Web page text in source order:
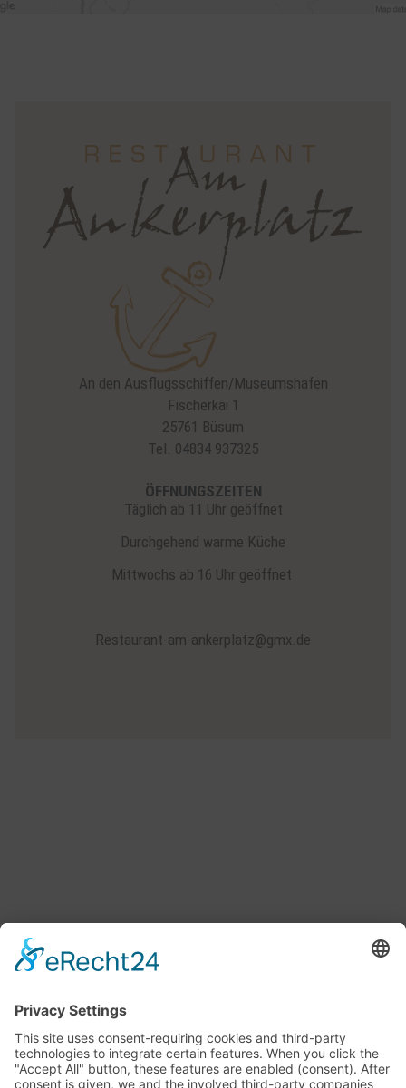
An den Ausflugsschiffen/Museumshafen
Fischerkai 1
25761 Büsum
Tel. 04834 937325
ÖFFNUNGSZEITEN
Täglich ab 11 Uhr geöffnet
Durchgehend warme Küche
Mittwochs ab 16 Uhr geöffnet
Restaurant-am-ankerplatz@gmx.de